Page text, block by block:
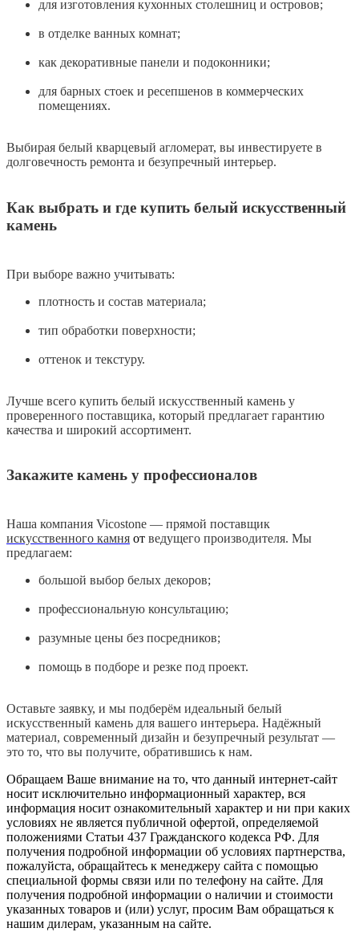
для изготовления кухонных столешниц и островов;
в отделке ванных комнат;
как декоративные панели и подоконники;
для барных стоек и ресепшенов в коммерческих
помещениях.
Выбирая белый кварцевый агломерат, вы инвестируете в
долговечность ремонта и безупречный интерьер.
Как выбрать и где купить белый искусственный
камень
При выборе важно учитывать:
плотность и состав материала;
тип обработки поверхности;
оттенок и текстуру.
Лучше всего купить белый искусственный камень у
проверенного поставщика, который предлагает гарантию
качества и широкий ассортимент.
Закажите камень у профессионалов
Наша компания Vicostone — прямой поставщик
искусственного камня от ведущего производителя. Мы
предлагаем:
большой выбор белых декоров;
профессиональную консультацию;
разумные цены без посредников;
помощь в подборе и резке под проект.
Оставьте заявку, и мы подберём идеальный белый
искусственный камень для вашего интерьера. Надёжный
материал, современный дизайн и безупречный результат —
это то, что вы получите, обратившись к нам.
Обращаем Ваше внимание на то, что данный интернет-сайт
носит исключительно информационный характер, вся
информация носит ознакомительный характер и ни при каких
условиях не является публичной офертой, определяемой
положениями Статьи 437 Гражданского кодекса РФ. Для
получения подробной информации об условиях партнерства,
пожалуйста, обращайтесь к менеджеру сайта с помощью
специальной формы связи или по телефону на сайте. Для
получения подробной информации о наличии и стоимости
указанных товаров и (или) услуг, просим Вам обращаться к
нашим дилерам, указанным на сайте.